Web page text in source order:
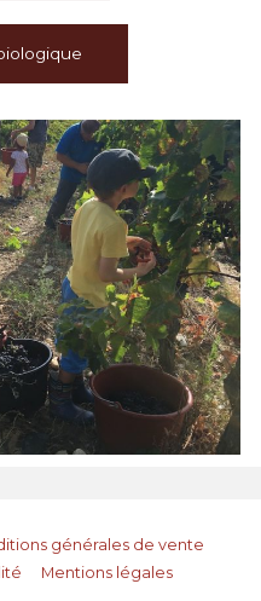
générales de vente
Mentions légales